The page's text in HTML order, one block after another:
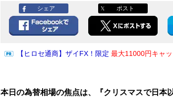
シェア ポスト
【ヒロセ通商】ザイFX！限定 最大11000円キャ
本日の為替相場の焦点は、『クリスマスで日本